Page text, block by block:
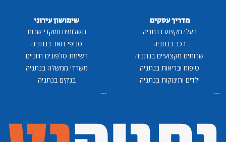
מדריך עסקים
בעלי מקצוע בנתניה
רכב בנתניה
שרותים מקצועיים בנתניה
טיפוח ובריאות בנתניה
ילדים ותינוקות בנתניה
...
שימושון עירוני
תשלומים ומוקדי שרות
סניפי דואר בנתניה
רשימת טלפונים חיוניים
משרדי ממשלה בנתניה
בנקים בנתניה
...